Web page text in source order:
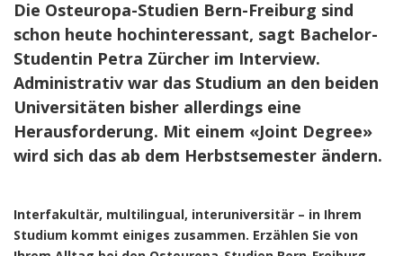
Die Osteuropa-Studien Bern-Freiburg sind
schon heute hochinteressant, sagt Bachelor-
Studentin Petra Zürcher im Interview.
Administrativ war das Studium an den beiden
Universitäten bisher allerdings eine
Herausforderung. Mit einem «Joint Degree»
wird sich das ab dem Herbstsemester ändern.
Interfakultär, multilingual, interuniversitär – in Ihrem
Studium kommt einiges zusammen. Erzählen Sie von